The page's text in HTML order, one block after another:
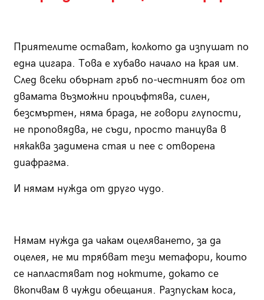
Приятелите остават, колкото да изпушат по
една цигара. Това е хубаво начало на края им.
След всеки обърнат гръб по-честният бог от
двамата възможни процъфтява, силен,
безсмъртен, няма брада, не говори глупости,
не проповядва, не съди, просто танцува в
някаква задимена стая и пее с отворена
диафрагма.
И нямам нужда от друго чудо.
Нямам нужда да чакам оцеляването, за да
оцелея, не ми трябват тези метафори, които
се напластяват под ноктите, докато се
вкопчвам в чужди обещания. Разпускам коса,